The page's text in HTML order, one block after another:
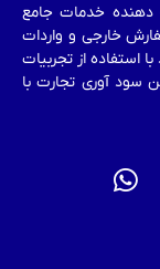
دهنده خدمات جامع
خارجی و واردات
استفاده از تجربیات
سود آوری تجارت با